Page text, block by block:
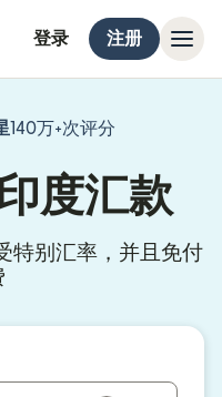
登录 注册
140万+次评分
度汇款
特别汇率，并且免付